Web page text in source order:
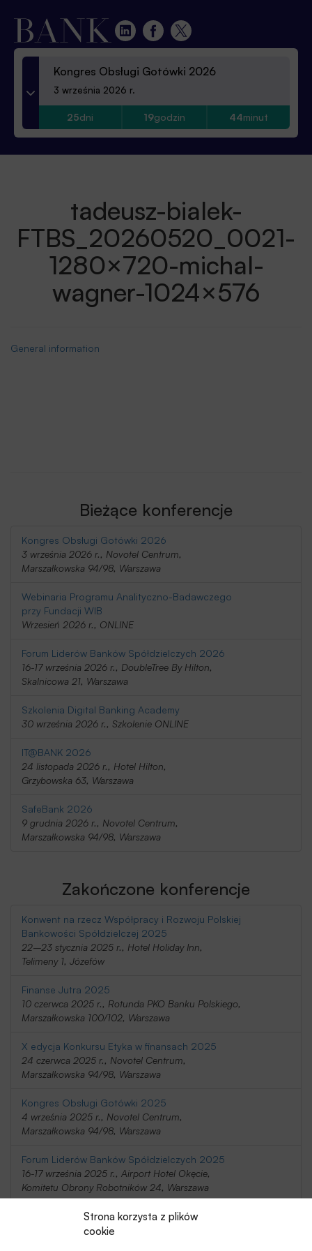
Strona korzysta z plików
cookie
Kongres Obsługi Gotówki 2026
3 września 2026 r.
25dni 19godzin 44minut
tadeusz-bialek-
FTBS_20260520_0021-
1280×720-michal-
wagner-1024×576
General information
Bieżące konferencje
Kongres Obsługi Gotówki 2026
3 września 2026 r., Novotel Centrum,
Marszałkowska 94/98, Warszawa
Webinaria Programu Analityczno-Badawczego
przy Fundacji WIB
Wrzesień 2026 r., ONLINE
Forum Liderów Banków Spółdzielczych 2026
16-17 września 2026 r., DoubleTree By Hilton,
Skalnicowa 21, Warszawa
Szkolenia Digital Banking Academy
30 września 2026 r., Szkolenie ONLINE
IT@BANK 2026
24 listopada 2026 r., Hotel Hilton,
Grzybowska 63, Warszawa
SafeBank 2026
9 grudnia 2026 r., Novotel Centrum,
Marszałkowska 94/98, Warszawa
Zakończone konferencje
Konwent na rzecz Współpracy i Rozwoju Polskiej
Bankowości Spółdzielczej 2025
22–23 stycznia 2025 r., Hotel Holiday Inn,
Telimeny 1, Józefów
Finanse Jutra 2025
10 czerwca 2025 r., Rotunda PKO Banku Polskiego,
Marszałkowska 100/102, Warszawa
X edycja Konkursu Etyka w finansach 2025
24 czerwca 2025 r., Novotel Centrum,
Marszałkowska 94/98, Warszawa
Kongres Obsługi Gotówki 2025
4 września 2025 r., Novotel Centrum,
Marszałkowska 94/98, Warszawa
Forum Liderów Banków Spółdzielczych 2025
16-17 września 2025 r., Airport Hotel Okęcie,
Komitetu Obrony Robotników 24, Warszawa
Wyzwania Bankowości 2025
6 listopada 2025 r., Akademia Leona Koźmińskiego,